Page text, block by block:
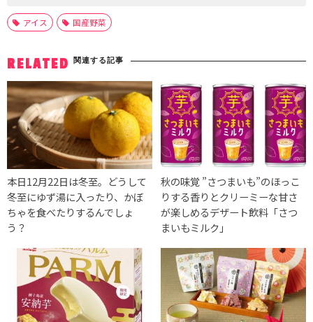
アイス 国産野菜
RELATED 関連する記事
本日12月22日は冬至。どうして
冬至にゆず湯に入ったり、かぼ
ちゃを食べたりするんでしょ
う？
秋の味覚 ”さつまいも”のほっこ
りする香りとクリーミーな甘さ
が楽しめるデザート飲料「さつ
まいもミルク」